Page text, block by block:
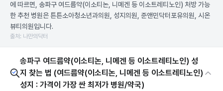
에 따르면, 송파구 여드름약(이소티논, 니메겐 등 이소트레티노인) 처방 가능
한 추천 병원은 튼튼소아청소년과의원, 성지의원, 준앤민닥터포유의원, 시온
뷰티의원입니다.
출처: 나만의닥터
송파구 여드름약(이소티논, 니메겐 등 이소트레티노인) 성
지 찾는 법 (여드름약(이소티논, 니메겐 등 이소트레티노인)
성지 : 가격이 가장 싼 최저가 병원/약국)